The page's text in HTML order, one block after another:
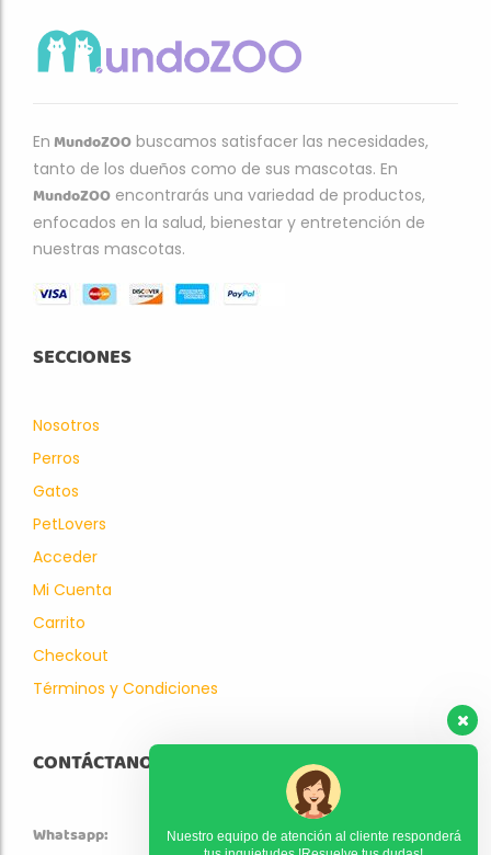
En MundoZOO buscamos satisfacer las necesidades,
tanto de los dueños como de sus mascotas. En
MundoZOO encontrarás una variedad de productos,
enfocados en la salud, bienestar y entretención de
nuestras mascotas.
SECCIONES
Nosotros
Perros
Gatos
PetLovers
Acceder
Mi Cuenta
Carrito
Checkout
Términos y Condiciones
CONTÁCTANOS
Whatsapp:
Nuestro equipo de atención al cliente responderá